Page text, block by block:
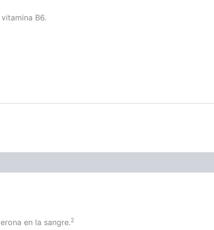
B6.
en la sangre.2